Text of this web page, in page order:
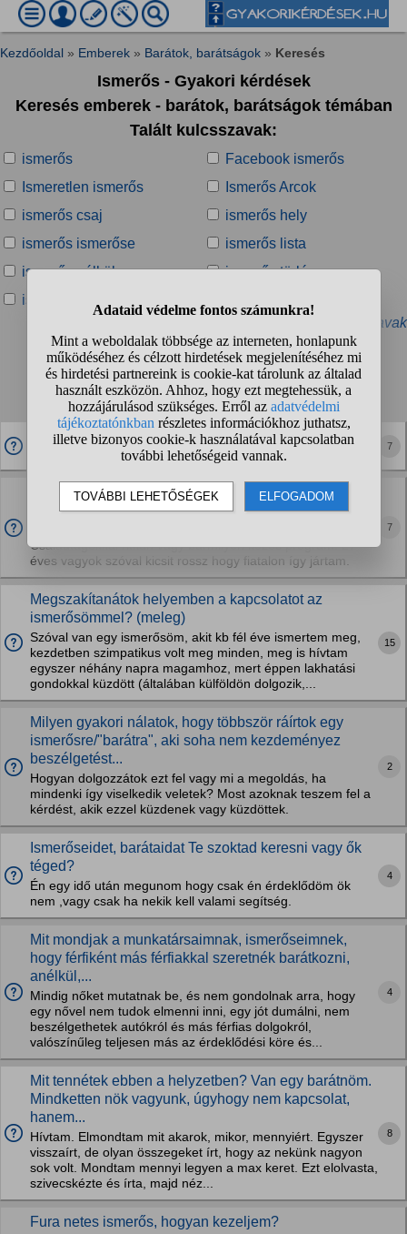
Kezdőoldal » Emberek » Barátok, barátságok » Keresés
Ismerős - Gyakori kérdések
Keresés emberek - barátok, barátságok témában
Talált kulcsszavak:
ismerős
Facebook ismerős
Ismeretlen ismerős
Ismerős Arcok
ismerős csaj
ismerős hely
ismerős ismerőse
ismerős lista
ismerős nélkül
ismerős törlés
ismerős törlése
» További kapcsolódó kulcsszavak
Talált kérdések:
1 2 3 4 ... ❯ ❯❯
Kinek van biztonsági őr ismerőse, barátja? 7
Mennyire normális hogy egy barátom, ismerősöm
sincs és mindenhova egyedül megyek?
Családtagokkal ritkán vagy bármilyen közös program. 27
éves vagyok szóval kicsit rossz hogy fiatalon így jártam.
7
Megszakítanátok helyemben a kapcsolatot az
ismerősömmel? (meleg)
Szóval van egy ismerősöm, akit kb fél éve ismertem meg,
kezdetben szimpatikus volt meg minden, meg is hívtam
egyszer néhány napra magamhoz, mert éppen lakhatási
gondokkal küzdött (általában külföldön dolgozik,...
15
Milyen gyakori nálatok, hogy többször ráírtok egy
ismerősre/"barátra", aki soha nem kezdeményez
beszélgetést...
Hogyan dolgozzátok ezt fel vagy mi a megoldás, ha
mindenki így viselkedik veletek? Most azoknak teszem fel a
kérdést, akik ezzel küzdenek vagy küzdöttek.
2
Ismerőseidet, barátaidat Te szoktad keresni vagy ők
téged?
Én egy idő után megunom hogy csak én érdeklődöm ök
nem ,vagy csak ha nekik kell valami segítség.
4
Mit mondjak a munkatársaimnak, ismerőseimnek,
hogy férfiként más férfiakkal szeretnék barátkozni,
anélkül,...
Mindig nőket mutatnak be, és nem gondolnak arra, hogy
egy nővel nem tudok elmenni inni, egy jót dumálni, nem
beszélgethetek autókról és más férfias dolgokról,
valószínűleg teljesen más az érdeklődési köre és...
4
Mit tennétek ebben a helyzetben? Van egy barátnöm.
Mindketten nök vagyunk, úgyhogy nem kapcsolat,
hanem...
Hívtam. Elmondtam mit akarok, mikor, mennyiért. Egyszer
visszaírt, de olyan összegeket írt, hogy az nekünk nagyon
sok volt. Mondtam mennyi legyen a max keret. Ezt elolvasta,
szivecskézte és írta, majd néz...
8
Fura netes ismerős, hogyan kezeljem?